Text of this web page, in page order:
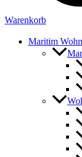
Warenkorb
Maritim